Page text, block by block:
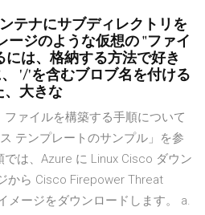
テナにサブディレクトリを
ージのような仮想の "ファイ
は、格納する方法で好き
'/'を含むブロブ名を付ける
、大きな
ァイルを構築する手順について
テンプレートのサンプル」を参
は、Azure に Linux Cisco ダウン
から Cisco Firepower Threat
メージをダウンロードします。 a.